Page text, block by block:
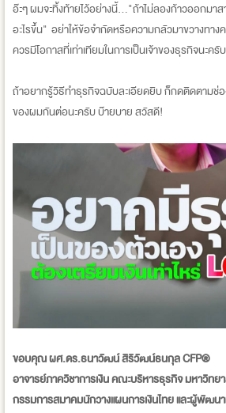
อ๊ะๆ ผมจะทิ้งท้ายไว้อย่างนี้..."ถ้าไม่ลองก้าวออกมาส
อะไรขึ้น" อย่าให้ข้อจำกัดหรือความกลัวมาขวางทาง
ควรมีโอกาสที่เท่าเทียมในการเป็นเจ้าของธุรกิจนะครั
ถ้าอยากรู้วิธีทำธุรกิจฉบับละเอียดยิบ ก็กดติดตามช่
ของผมกันต่อนะครับ บ๊ายบาย สวัสดี!
ขอบคุณ ผศ.ดร.ธนาวัฒน์ สิริวัฒน์ธนกุล CFP®
อาจารย์ภาควิชาการเงิน คณะบริหารธุรกิจ มหาวิทย
กรรมการสมาคมนักวางแผนการเงินไทย และผู้พัฒน